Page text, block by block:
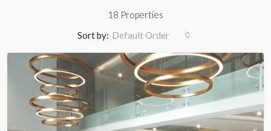
18 Properties
Sort by: Default Order